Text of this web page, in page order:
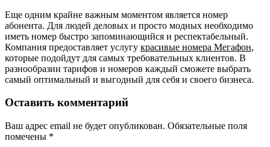
Еще одним крайне важным моментом является номер
абонента. Для людей деловых и просто модных необходимо
иметь номер быстро запоминающийся и респектабельный.
Компания предоставляет услугу красивые номера Мегафон,
которые подойдут для самых требовательных клиентов. В
разнообразии тарифов и номеров каждый сможете выбрать
самый оптимальный и выгодный для себя и своего бизнеса.
Оставить комментарий
Ваш адрес email не будет опубликован. Обязательные поля
помечены *